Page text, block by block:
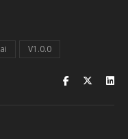
V1.0.0